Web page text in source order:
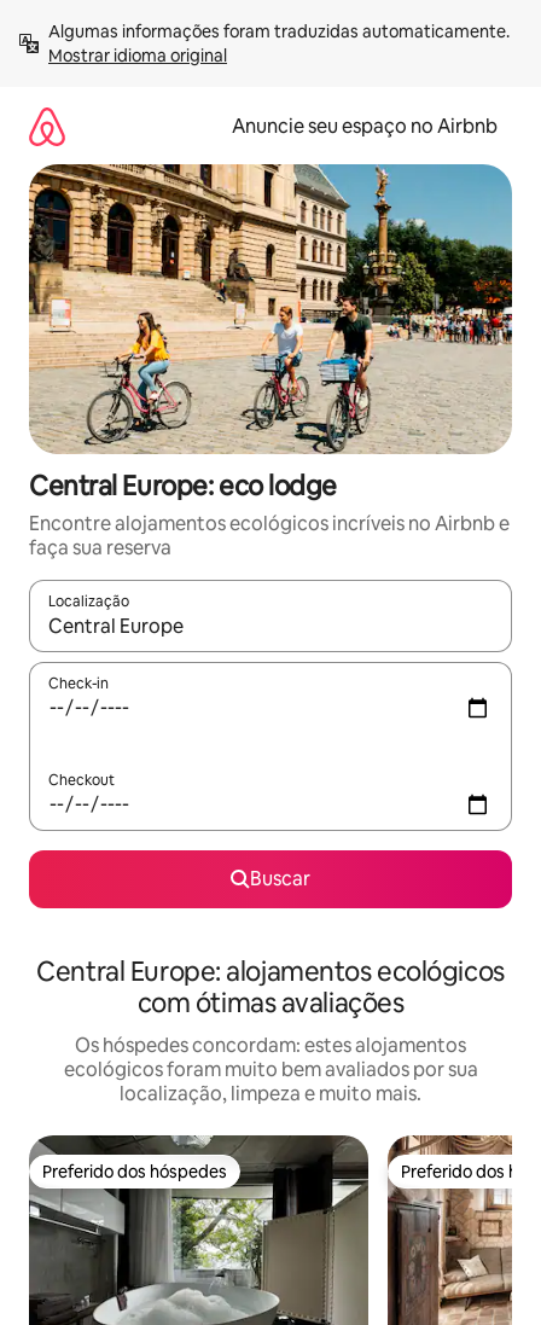
para
Mostrar idioma original
Anuncie seu espaço no Airbnb
Central Europe: eco lodge
Encontre alojamentos ecológicos incríveis no Airbnb e
faça sua reserva
Localização
Quando os resultados estiverem disponíveis, explore-os
Check-in
Checkout
Buscar
Central Europe: alojamentos ecológicos
com ótimas avaliações
Os hóspedes concordam: estes alojamentos
ecológicos foram muito bem avaliados por sua
localização, limpeza e muito mais.
Preferido dos hóspedes
Preferido dos hóspedes Preferido dos
Preferido dos